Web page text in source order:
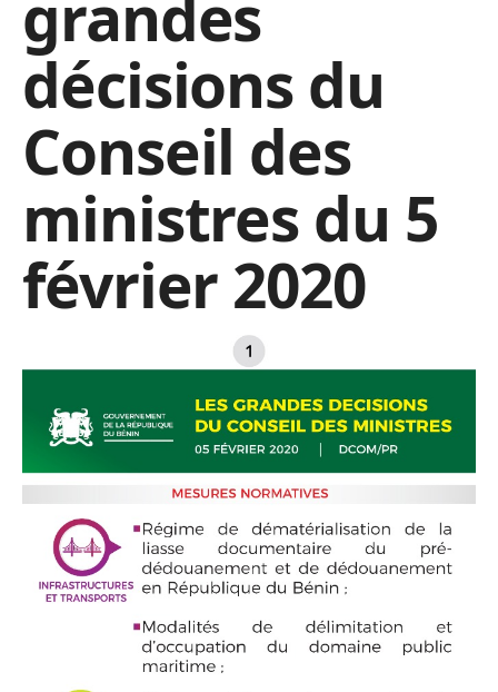
grandes
décisions du
Conseil des
ministres du 5
février 2020